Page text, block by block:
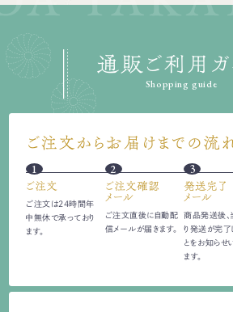
通販ご利用ガ
Shopping guide
ご注文からお届けまでの流
1
ご注文
ご注文は24時間年
中無休で承っており
ます。
2
ご注文確認
メール
ご注文直後に自動配
信メールが届きます。
3
発送完了
メール
商品発送後、
り発送が完了
とをお知らせ
ます。